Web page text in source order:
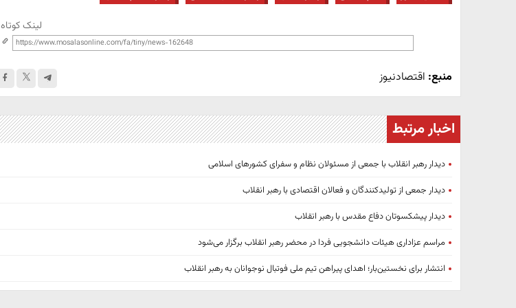
لینک کوتاه
منبع: اقتصادنیوز
اخبار مرتبط
دیدار رهبر انقلاب با جمعی از مسئولان نظام و سفرای کشورهای اسلامی
دیدار جمعی از تولیدکنندگان و فعالان اقتصادی با رهبر انقلاب
دیدار پیشکسوتان دفاع مقدس با رهبر انقلاب
مراسم عزاداری هیئات دانشجویی فردا در محضر رهبر انقلاب برگزار می‌شود
انتشار برای نخستین‌بار؛ اهدای پیراهن تیم ملی فوتبال نوجوانان به رهبر انقلاب